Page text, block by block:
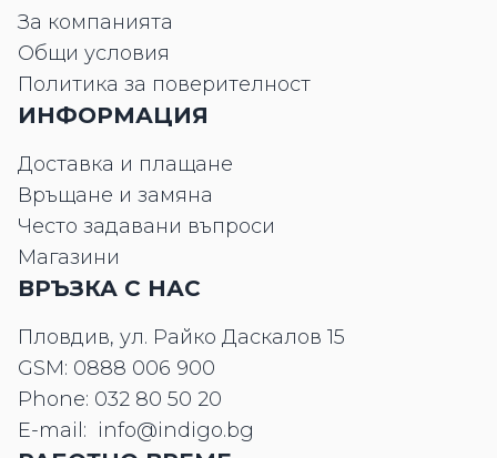
За компанията
Общи условия
Политика за поверителност
ИНФОРМАЦИЯ
Доставка и плащане
Връщане и замяна
Често задавани въпроси
Магазини
ВРЪЗКА С НАС
Пловдив, ул. Райко Даскалов 15
GSM: 0888 006 900
Phone: 032 80 50 20
E-mail: info@indigo.bg